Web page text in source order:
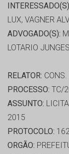
LUX, VAGNER
ADVOGADO(S):
LOTARIO JUNGES
RELATOR:
PROCESSO: TC/
ASSUNTO:
2015
PROTOCOLO:
ORGÃO: